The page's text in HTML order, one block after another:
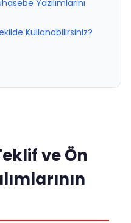
Yazılımlarını
Kullanabilirsiniz?
ve Ön